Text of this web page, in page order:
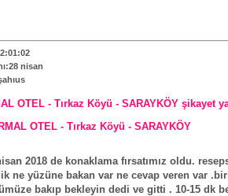
nisan
OTEL - Tırkaz Köyü - SARAYKÖY şikayet
OTEL - Tırkaz Köyü - SARAYKÖY
2018 de konaklama fırsatımız oldu.
ne yüzüne bakan var ne cevap veren var
bakıp bekleyin dedi ve gitti . 10-15 dk